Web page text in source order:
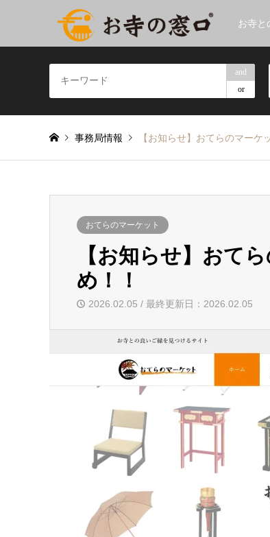
お寺と
and
or
事務局情報 【お知らせ】おてらのマーケ
おてらのマーケット
【お知らせ】おて
め！！
2026.02.05 / 最終更新日：2026.02.05